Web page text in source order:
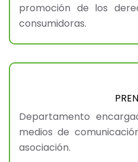
promoción de los
consumidoras.
Departamento
medios de
asociación.